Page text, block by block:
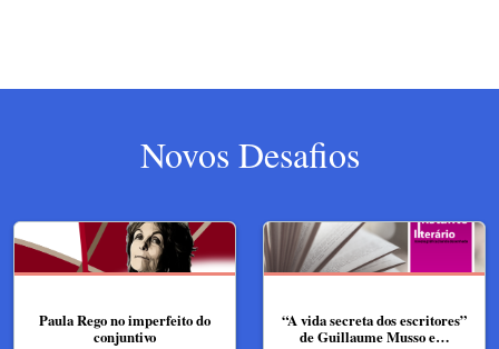
Novos Desafios
Paula Rego no imperfeito do
conjuntivo
“A vida secreta dos escritores”
de Guillaume Musso e…